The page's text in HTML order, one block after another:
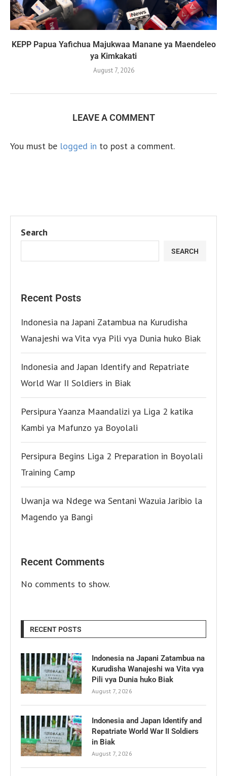
KEPP Papua Yafichua Majukwaa Manane ya Maendeleo
ya Kimkakati
August 7, 2026
LEAVE A COMMENT
You must be logged in to post a comment.
Search
SEARCH
Recent Posts
Indonesia na Japani Zatambua na Kurudisha
Wanajeshi wa Vita vya Pili vya Dunia huko Biak
Indonesia and Japan Identify and Repatriate
World War II Soldiers in Biak
Persipura Yaanza Maandalizi ya Liga 2 katika
Kambi ya Mafunzo ya Boyolali
Persipura Begins Liga 2 Preparation in Boyolali
Training Camp
Uwanja wa Ndege wa Sentani Wazuia Jaribio la
Magendo ya Bangi
Recent Comments
No comments to show.
RECENT POSTS
Indonesia na Japani Zatambua na
Kurudisha Wanajeshi wa Vita vya
Pili vya Dunia huko Biak
August 7, 2026
Indonesia and Japan Identify and
Repatriate World War II Soldiers
in Biak
August 7, 2026